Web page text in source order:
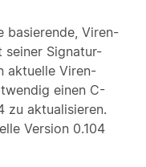
basierende, Viren-
seiner Signatur-
aktuelle Viren-
einen C-
zu aktualisieren.
Version 0.104